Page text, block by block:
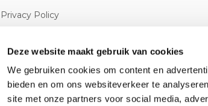
Deze website maakt gebruik van cookies
We gebruiken cookies om content en
bieden en om ons websiteverkeer te
site met onze partners voor social media,
Privacy Policy